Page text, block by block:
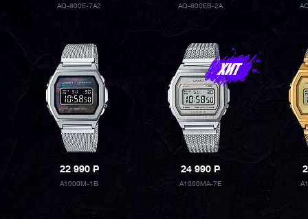
AQ-800E-7A2 AQ-800EB-2A
22 990P
A1000M-1B
24 990P
A1000MA-7E